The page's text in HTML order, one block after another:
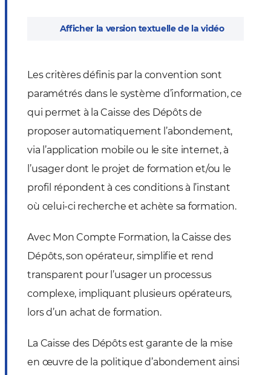
Afficher la version textuelle de la vidéo
Les critères définis par la convention sont
paramétrés dans le système d’information, ce
qui permet à la Caisse des Dépôts de
proposer automatiquement l’abondement,
via l’application mobile ou le site internet, à
l’usager dont le projet de formation et/ou le
profil répondent à ces conditions à l’instant
où celui-ci recherche et achète sa formation.
Avec Mon Compte Formation, la Caisse des
Dépôts, son opérateur, simplifie et rend
transparent pour l’usager un processus
complexe, impliquant plusieurs opérateurs,
lors d’un achat de formation.
La Caisse des Dépôts est garante de la mise
en œuvre de la politique d’abondement ainsi